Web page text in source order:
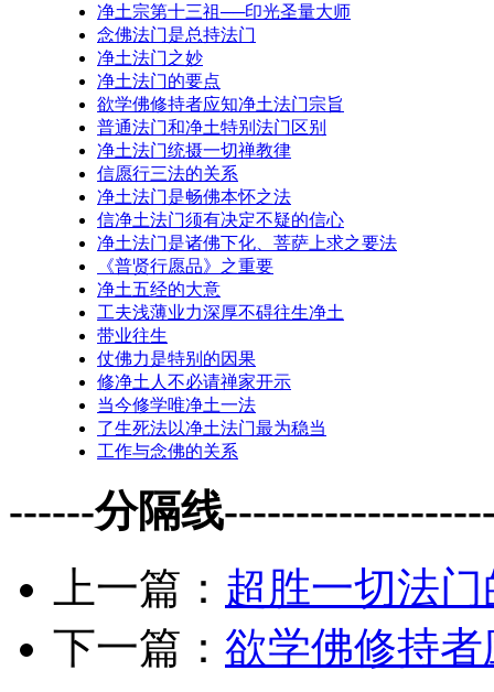
净土宗第十三祖──印光圣量大师
念佛法门是总持法门
净土法门之妙
净土法门的要点
欲学佛修持者应知净土法门宗旨
普通法门和净土特别法门区别
净土法门统摄一切禅教律
信愿行三法的关系
净土法门是畅佛本怀之法
信净土法门须有决定不疑的信心
净土法门是诸佛下化、菩萨上求之要法
《普贤行愿品》之重要
净土五经的大意
工夫浅薄业力深厚不碍往生净土
带业往生
仗佛力是特别的因果
修净土人不必请禅家开示
当今修学唯净土一法
了生死法以净土法门最为稳当
工作与念佛的关系
------分隔线
上一篇： 超胜一切法
下一篇： 欲学佛修持